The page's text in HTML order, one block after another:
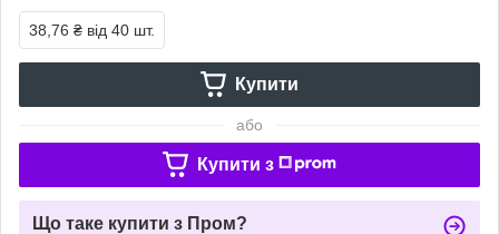
38,76 ₴ від 40 шт.
Купити
або
Купити з
Що таке купити з Пром?